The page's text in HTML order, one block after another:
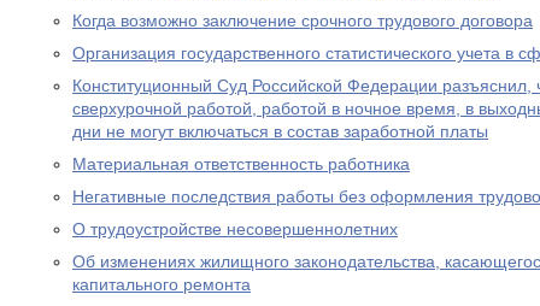
Когда возможно заключение срочного трудового договора
Организация государственного статистического учета в
Конституционный Суд Российской Федерации разъяснил,
сверхурочной работой, работой в ночное время, в
дни не могут включаться в состав заработной платы
Материальная ответственность работника
Негативные последствия работы без оформления
О трудоустройстве несовершеннолетних
Об изменениях жилищного законодательства,
капитального ремонта